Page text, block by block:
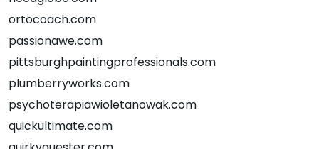
ortocoach.com
passionawe.com
pittsburghpaintingprofessionals.com
plumberryworks.com
psychoterapiawioletanowak.com
quickultimate.com